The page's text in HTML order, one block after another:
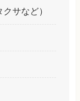
サなど）